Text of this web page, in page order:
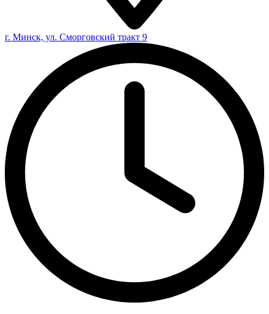
г. Минск, ул. Сморговский тракт 9